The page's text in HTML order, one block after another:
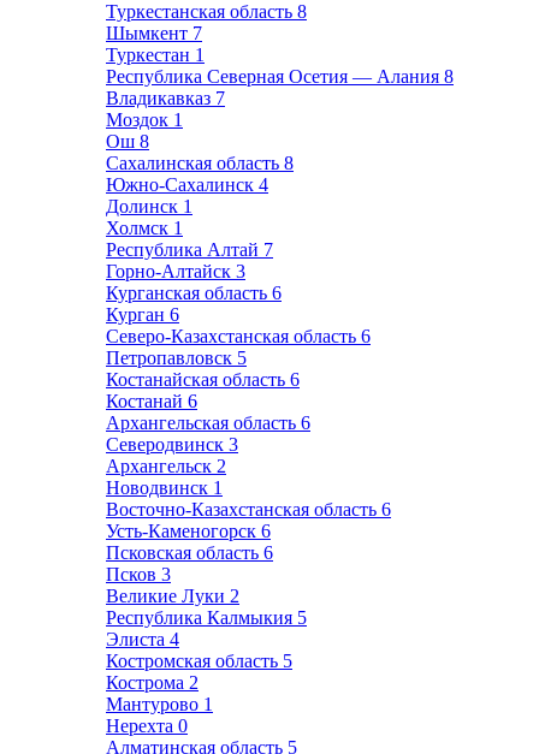
Туркестанская область 8
Шымкент 7
Туркестан 1
Республика Северная Осетия — Алания 8
Владикавказ 7
Моздок 1
Ош 8
Сахалинская область 8
Южно-Сахалинск 4
Долинск 1
Холмск 1
Республика Алтай 7
Горно-Алтайск 3
Курганская область 6
Курган 6
Северо-Казахстанская область 6
Петропавловск 5
Костанайская область 6
Костанай 6
Архангельская область 6
Северодвинск 3
Архангельск 2
Новодвинск 1
Восточно-Казахстанская область 6
Усть-Каменогорск 6
Псковская область 6
Псков 3
Великие Луки 2
Республика Калмыкия 5
Элиста 4
Костромская область 5
Кострома 2
Мантурово 1
Нерехта 0
Алматинская область 5